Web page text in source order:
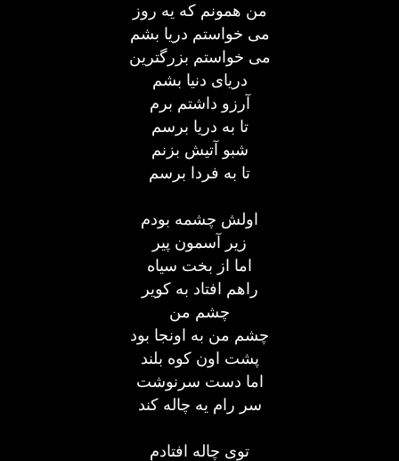
من همونم که یه روز
می خواستم دريا بشم
می خواستم بزرگترين
دريای دنيا بشم
آرزو داشتم برم
تا به دريا برسم
شبو آتیش بزنم
تا به فردا برسم
اولش چشمه بودم
زير آسمون پیر
اما از بخت سیاه
راهم افتاد به کوير
چشم من
چشم من به اونجا بود
پشت اون کوه بلند
اما دست سرنوشت
سر رام یه چاله کند
توی چاله افتادم